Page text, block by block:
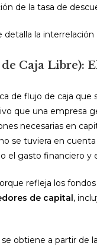
de la tasa de
detalla la
de Caja Libre):
de flujo de caja que
que una empresa
necesarias en
se tuviera en
el gasto financiero y
refleja los
de capital,
se obtiene a partir de